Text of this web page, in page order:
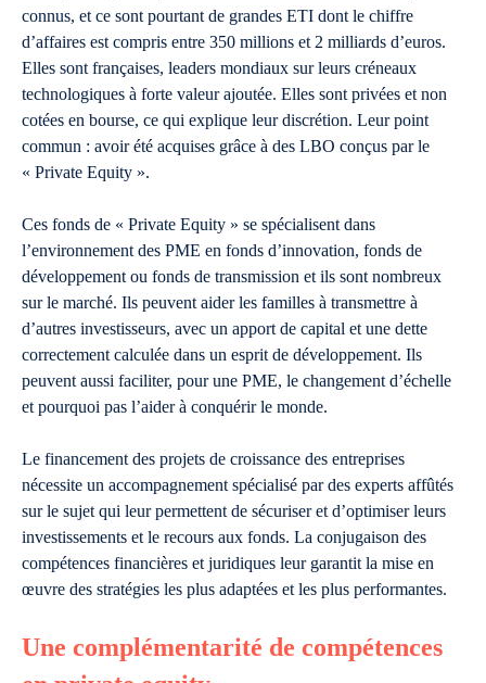
connus, et ce sont pourtant de grandes ETI dont le chiffre
d’affaires est compris entre 350 millions et 2 milliards d’euros.
Elles sont françaises, leaders mondiaux sur leurs créneaux
technologiques à forte valeur ajoutée. Elles sont privées et non
cotées en bourse, ce qui explique leur discrétion. Leur point
commun : avoir été acquises grâce à des LBO conçus par le
« Private Equity ».
Ces fonds de « Private Equity » se spécialisent dans
l’environnement des PME en fonds d’innovation, fonds de
développement ou fonds de transmission et ils sont nombreux
sur le marché. Ils peuvent aider les familles à transmettre à
d’autres investisseurs, avec un apport de capital et une dette
correctement calculée dans un esprit de développement. Ils
peuvent aussi faciliter, pour une PME, le changement d’échelle
et pourquoi pas l’aider à conquérir le monde.
Le financement des projets de croissance des entreprises
nécessite un accompagnement spécialisé par des experts affûtés
sur le sujet qui leur permettent de sécuriser et d’optimiser leurs
investissements et le recours aux fonds. La conjugaison des
compétences financières et juridiques leur garantit la mise en
œuvre des stratégies les plus adaptées et les plus performantes.
Une complémentarité de compétences